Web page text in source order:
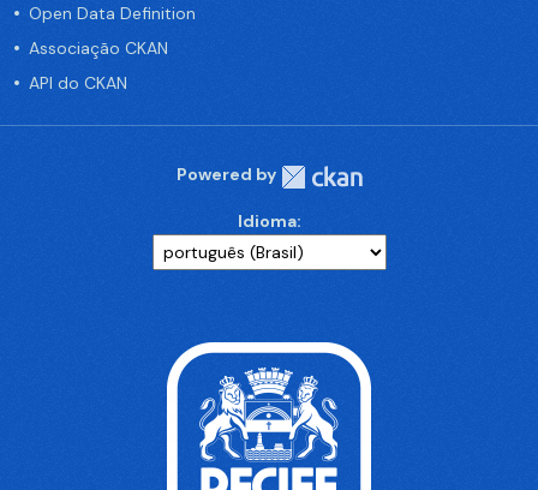
Open Data Definition
Associação CKAN
API do CKAN
Powered by
Idioma